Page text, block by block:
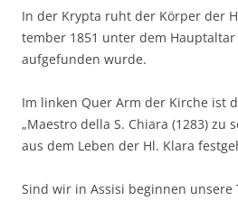
In der Kryp­ta ruht der Kör­per der
tem­ber 1851 unter dem
auf­ge­fun­den wurde.
Im lin­ken Quer Arm der Kir­che ist
„Maes­tro del­la S. Chia­ra (1283) zu
aus dem Leben der Hl. Kla­ra
Sind wir in Assi­si begin­nen unse­re